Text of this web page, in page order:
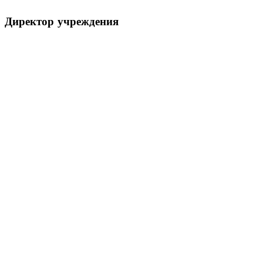
Директор учреждения